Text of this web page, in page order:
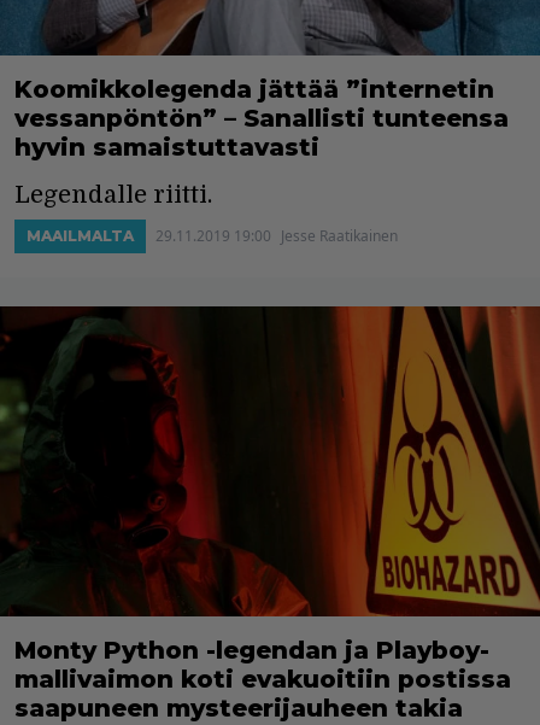
Koomikkolegenda jättää ”internetin
vessanpöntön” – Sanallisti tunteensa
hyvin samaistuttavasti
Legendalle riitti.
MAAILMALTA 29.11.2019 19:00 Jesse Raatikainen
Monty Python -legendan ja Playboy-
mallivaimon koti evakuoitiin postissa
saapuneen mysteerijauheen takia